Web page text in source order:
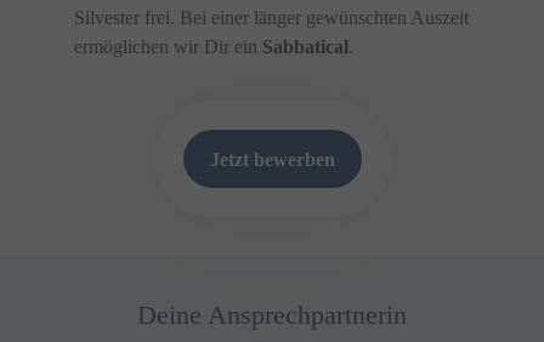
Silvester frei. Bei einer länger gewünschten Auszeit
ermöglichen wir Dir ein Sabbatical.
Jetzt bewerben
Deine Ansprechpartnerin